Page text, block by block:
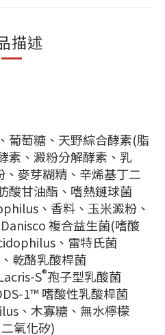
描述
葡萄糖、天野綜合酵素(脂
素、澱粉分解酵素、乳
麥芽糊精、辛烯基丁二
酸甘油酯、嗜熱鏈球菌
、香料、玉米澱粉、
複合益生菌(嗜酸
、雷特氏菌
乾酪乳酸桿菌
S®孢子型乳酸菌
1™ 嗜酸性乳酸桿菌
、木寡糖、無水檸檬
氧化矽)